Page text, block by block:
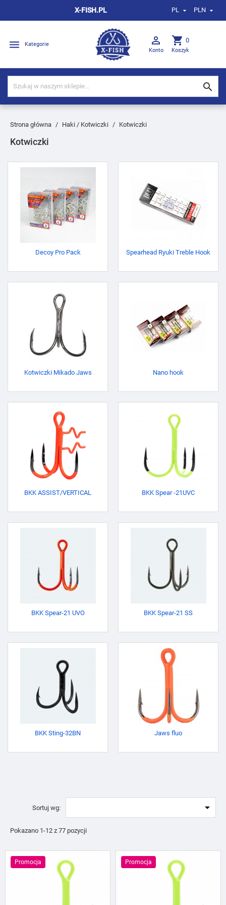
X-FISH.PL PL  PLN 
 Kategorie 
Konto
shopping_cart 0
Koszyk

Strona główna Haki / Kotwiczki Kotwiczki
Kotwiczki
Decoy Pro Pack Spearhead Ryuki Treble Hook
Kotwiczki Mikado Jaws Nano hook
BKK ASSIST/VERTICAL BKK Spear -21UVC
BKK Spear-21 UVO BKK Spear-21 SS
BKK Sting-32BN Jaws fluo
Sortuj wg: 
Pokazano 1-12 z 77 pozycji
Promocja Promocja